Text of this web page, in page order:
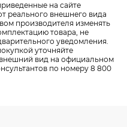
на сайте
реального внешнего вида
производителя изменять
товара, не
уведомления.
уточняйте
вид на официальном
по номеру 8 800